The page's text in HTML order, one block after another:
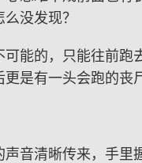
没发现？
可能的，只能往前跑
是有一头会跑的丧
声音清晰传来，手里